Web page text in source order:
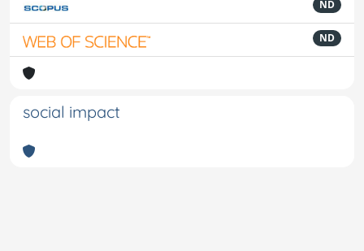
ND
ND
social impact